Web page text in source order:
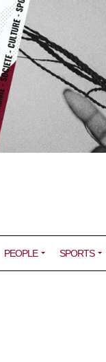
PEOPLE SPORTS